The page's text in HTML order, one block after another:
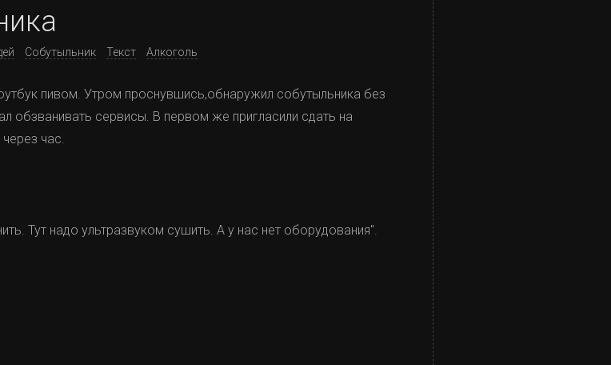
Собутыльник Текст Алкоголь
пивом. Утром проснувшись,обнаружил собутыльника без
обзванивать сервисы. В первом же пригласили сдать на
час.
Тут надо ультразвуком сушить. А у нас нет оборудования".